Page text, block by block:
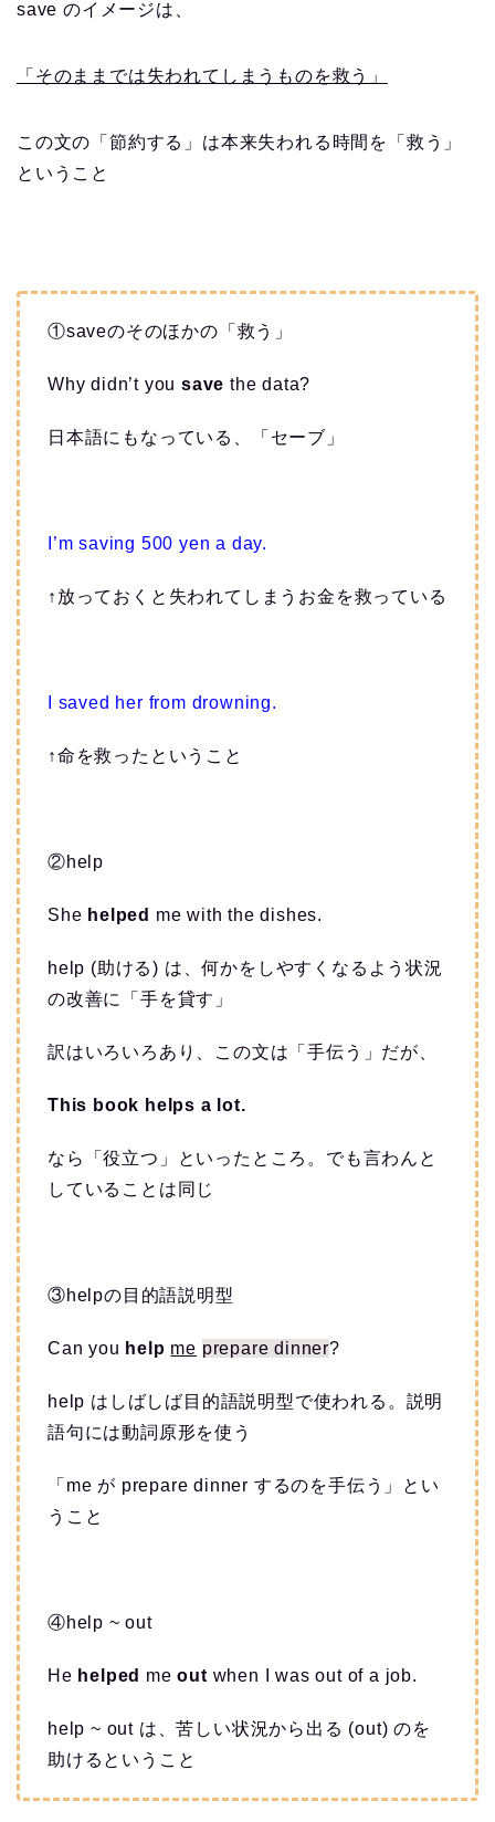
save のイメージは、
「そのままでは失われてしまうものを救う」
この文の「節約する」は本来失われる時間を「救う」
ということ
①saveのそのほかの「救う」
Why didn’t you save the data?
日本語にもなっている、「セーブ」
I’m saving 500 yen a day.
↑放っておくと失われてしまうお金を救っている
I saved her from drowning.
↑命を救ったということ
②help
She helped me with the dishes.
help (助ける) は、何かをしやすくなるよう状況
の改善に「手を貸す」
訳はいろいろあり、この文は「手伝う」だが、
This book helps a lot.
なら「役立つ」といったところ。でも言わんと
していることは同じ
③helpの目的語説明型
Can you help me prepare dinner?
help はしばしば目的語説明型で使われる。説明
語句には動詞原形を使う
「me が prepare dinner するのを手伝う」とい
うこと
④help ~ out
He helped meout when I was out of a job.
help ~ out は、苦しい状況から出る (out) のを
助けるということ